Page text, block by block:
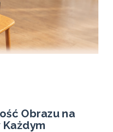
Obrazu na
Każdym